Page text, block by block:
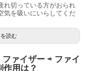
れ切っている方がおられ
気を吸いにいらしてくだ
読む
ァイザー ⇨ ファイ
用は？